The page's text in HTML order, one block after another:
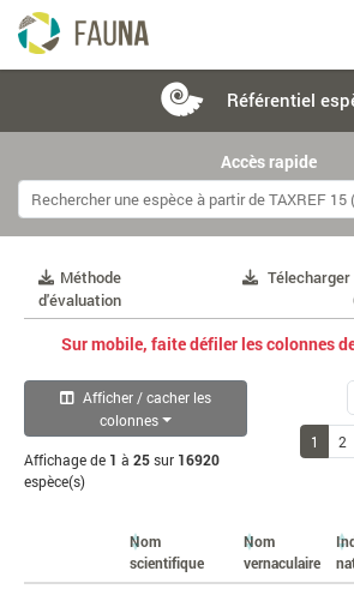
Référentiel
Accès rapide
Méthode
d'évaluation
Sur mobile, faite défiler les colonnes
Afficher / cacher les
colonnes
Affichage de 1 à 25sur 16920
espèce(s)
1 2
Nom
scientifique
Nom
vernaculaire